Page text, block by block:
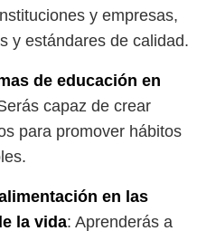
y empresas,
y estándares de calidad.
de educación en
capaz de crear
para promover hábitos
en las
la vida: Aprenderás a